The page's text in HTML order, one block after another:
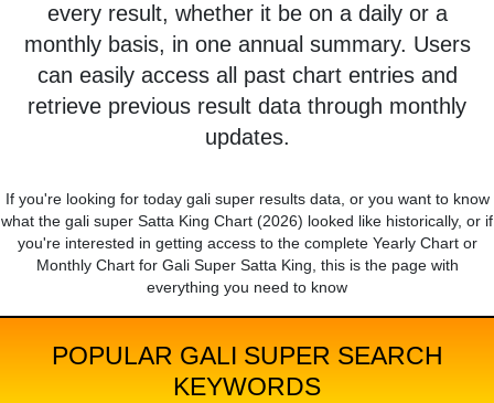
every result, whether it be on a daily or a
monthly basis, in one annual summary. Users
can easily access all past chart entries and
retrieve previous result data through monthly
updates.
If you're looking for today gali super results data, or you want to know
what the gali super Satta King Chart (2026) looked like historically, or if
you're interested in getting access to the complete Yearly Chart or
Monthly Chart for Gali Super Satta King, this is the page with
everything you need to know
POPULAR GALI SUPER SEARCH
KEYWORDS